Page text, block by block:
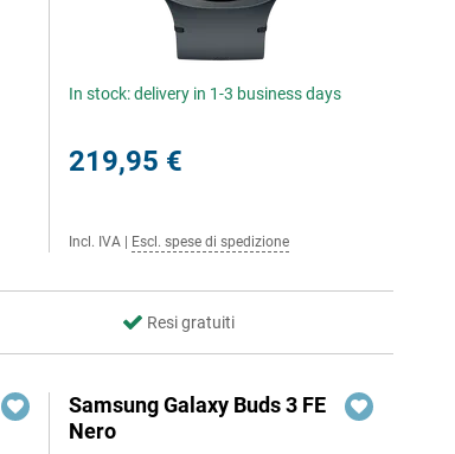
In stock: delivery in 1-3 business days
219,95 €
Incl. IVA Escl. spese di spedizione
Resi gratuiti
Samsung Galaxy Buds 3 FE
Nero